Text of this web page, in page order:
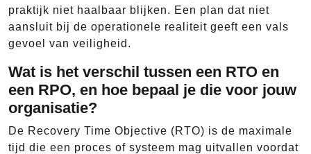
praktijk niet haalbaar blijken. Een plan dat niet
aansluit bij de operationele realiteit geeft een vals
gevoel van veiligheid.
Wat is het verschil tussen een RTO en
een RPO, en hoe bepaal je die voor jouw
organisatie?
De Recovery Time Objective (RTO) is de maximale
tijd die een proces of systeem mag uitvallen voordat